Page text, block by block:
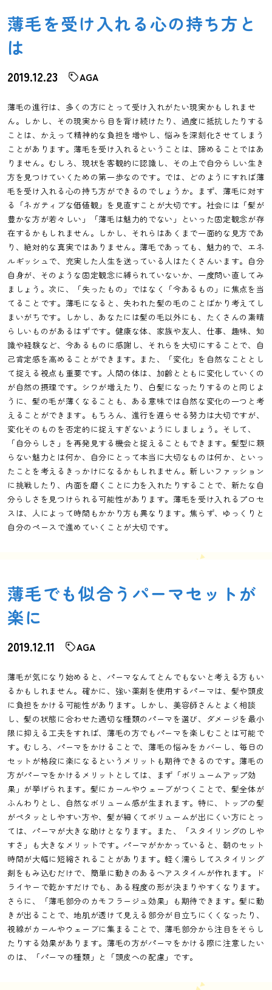
薄毛を受け入れる心の持ち方と
は
2019.12.23 AGA
薄毛の進行は、多くの方にとって受け入れがたい現実かもしれませ
ん。しかし、その現実から目を背け続けたり、過度に抵抗したりする
ことは、かえって精神的な負担を増やし、悩みを深刻化させてしまう
ことがあります。薄毛を受け入れるということは、諦めることではあ
りません。むしろ、現状を客観的に認識し、その上で自分らしい生き
方を見つけていくための第一歩なのです。では、どのようにすれば薄
毛を受け入れる心の持ち方ができるのでしょうか。まず、薄毛に対す
る「ネガティブな価値観」を見直すことが大切です。社会には「髪が
豊かな方が若々しい」「薄毛は魅力的でない」といった固定観念が存
在するかもしれません。しかし、それらはあくまで一面的な見方であ
り、絶対的な真実ではありません。薄毛であっても、魅力的で、エネ
ルギッシュで、充実した人生を送っている人はたくさんいます。自分
自身が、そのような固定観念に縛られていないか、一度問い直してみ
ましょう。次に、「失ったもの」ではなく「今あるもの」に焦点を当
てることです。薄毛になると、失われた髪の毛のことばかり考えてし
まいがちです。しかし、あなたには髪の毛以外にも、たくさんの素晴
らしいものがあるはずです。健康な体、家族や友人、仕事、趣味、知
識や経験など、今あるものに感謝し、それらを大切にすることで、自
己肯定感を高めることができます。また、「変化」を自然なこととし
て捉える視点も重要です。人間の体は、加齢とともに変化していくの
が自然の摂理です。シワが増えたり、白髪になったりするのと同じよ
うに、髪の毛が薄くなることも、ある意味では自然な変化の一つと考
えることができます。もちろん、進行を遅らせる努力は大切ですが、
変化そのものを否定的に捉えすぎないようにしましょう。そして、
「自分らしさ」を再発見する機会と捉えることもできます。髪型に頼
らない魅力とは何か、自分にとって本当に大切なものは何か、といっ
たことを考えるきっかけになるかもしれません。新しいファッション
に挑戦したり、内面を磨くことに力を入れたりすることで、新たな自
分らしさを見つけられる可能性があります。薄毛を受け入れるプロセ
スは、人によって時間もかかり方も異なります。焦らず、ゆっくりと
自分のペースで進めていくことが大切です。
薄毛でも似合うパーマセットが
楽に
2019.12.11 AGA
薄毛が気になり始めると、パーマなんてとんでもないと考える方もい
るかもしれません。確かに、強い薬剤を使用するパーマは、髪や頭皮
に負担をかける可能性があります。しかし、美容師さんとよく相談
し、髪の状態に合わせた適切な種類のパーマを選び、ダメージを最小
限に抑える工夫をすれば、薄毛の方でもパーマを楽しむことは可能で
す。むしろ、パーマをかけることで、薄毛の悩みをカバーし、毎日の
セットが格段に楽になるというメリットも期待できるのです。薄毛の
方がパーマをかけるメリットとしては、まず「ボリュームアップ効
果」が挙げられます。髪にカールやウェーブがつくことで、髪全体が
ふんわりとし、自然なボリューム感が生まれます。特に、トップの髪
がペタッとしやすい方や、髪が細くてボリュームが出にくい方にとっ
ては、パーマが大きな助けとなります。また、「スタイリングのしや
すさ」も大きなメリットです。パーマがかかっていると、朝のセット
時間が大幅に短縮されることがあります。軽く濡らしてスタイリング
剤をもみ込むだけで、簡単に動きのあるヘアスタイルが作れます。ド
ライヤーで乾かすだけでも、ある程度の形が決まりやすくなります。
さらに、「薄毛部分のカモフラージュ効果」も期待できます。髪に動
きが出ることで、地肌が透けて見える部分が目立ちにくくなったり、
視線がカールやウェーブに集まることで、薄毛部分から注目をそらし
たりする効果があります。薄毛の方がパーマをかける際に注意したい
のは、「パーマの種類」と「頭皮への配慮」です。